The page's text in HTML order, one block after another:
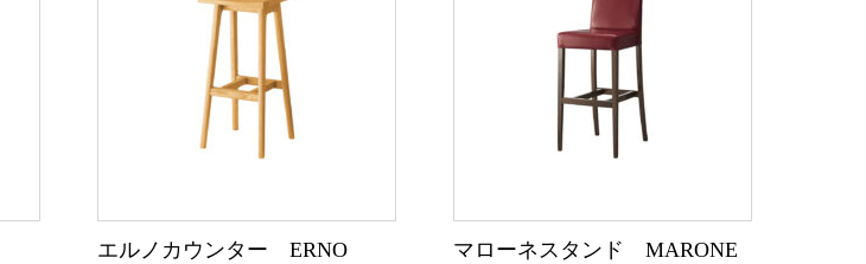
エルノカウンター ERNO マローネスタンド MARONE